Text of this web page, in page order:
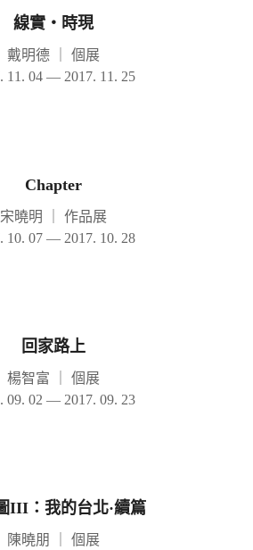
線實‧時現
戴明德
個展
11. 04 — 2017. 11. 25
Chapter
宋曉明
作品展
10. 07 — 2017. 10. 28
回家路上
楊智富
個展
09. 02 — 2017. 09. 23
III：我的台北·續篇
陳曉朋
個展